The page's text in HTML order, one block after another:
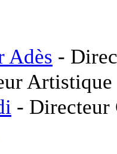
Adès -
-